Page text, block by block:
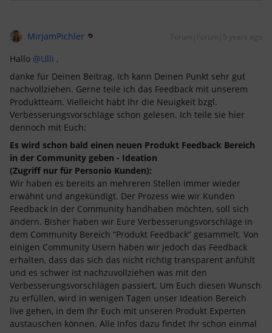
MirjamPichler Forum|Forum|5 years ago
Hallo @Ulli ,
danke für Deinen Beitrag. Ich kann Deinen Punkt sehr gut
nachvollziehen. Gerne teile ich das Feedback mit unserem
Produktteam. Vielleicht habt Ihr die Neuigkeit bzgl.
Verbesserungsvorschläge schon gelesen. Ich teile sie hier
dennoch mit Euch:
Es wird schon bald einen neuen Produkt Feedback Bereich
in der Community geben - Ideation
(Zugriff nur für Personio Kunden):
Wir haben es bereits an mehreren Stellen immer wieder
erwähnt und angekündigt. Der Prozess wie wir Kunden
Feedback in der Community handhaben möchten, soll sich
ändern. Bisher haben wir Eure Verbesserungsvorschläge in
dem Community Bereich “Produkt Feedback” gesammelt. Von
einigen Community Usern haben wir jedoch das Feedback
erhalten, dass das sich das nicht richtig transparent anfühlt
und es schwer ist nachzuvollziehen was mit den
Verbesserungsvorschlägen passiert. Um Euch diesen Wunsch
zu erfüllen, wird in wenigen Tagen unser Ideation Bereich
live gehen, in dem Ihr Euch mit unseren Produkt Experten
austauschen können. Alle Infos dazu findet Ihr schon einmal